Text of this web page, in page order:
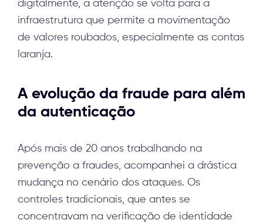
digitalmente, a atenção se volta para a
infraestrutura que permite a movimentação
de valores roubados, especialmente as contas
laranja.
A evolução da fraude para além
da autenticação
Após mais de 20 anos trabalhando na
prevenção a fraudes, acompanhei a drástica
mudança no cenário dos ataques. Os
controles tradicionais, que antes se
concentravam na verificação de identidade